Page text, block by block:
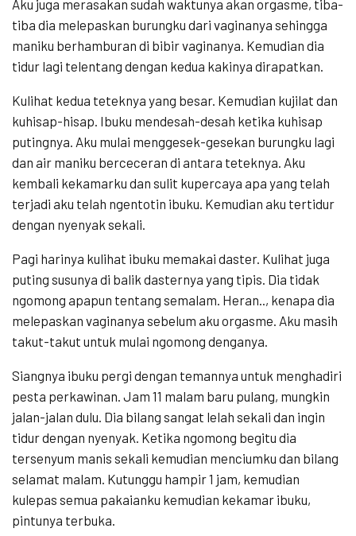
Aku juga merasakan sudah waktunya akan orgasme, tiba-
tiba dia melepaskan burungku dari vaginanya sehingga
maniku berhamburan di bibir vaginanya. Kemudian dia
tidur lagi telentang dengan kedua kakinya dirapatkan.
Kulihat kedua teteknya yang besar. Kemudian kujilat dan
kuhisap-hisap. Ibuku mendesah-desah ketika kuhisap
putingnya. Aku mulai menggesek-gesekan burungku lagi
dan air maniku berceceran di antara teteknya. Aku
kembali kekamarku dan sulit kupercaya apa yang telah
terjadi aku telah ngentotin ibuku. Kemudian aku tertidur
dengan nyenyak sekali.
Pagi harinya kulihat ibuku memakai daster. Kulihat juga
puting susunya di balik dasternya yang tipis. Dia tidak
ngomong apapun tentang semalam. Heran.., kenapa dia
melepaskan vaginanya sebelum aku orgasme. Aku masih
takut-takut untuk mulai ngomong denganya.
Siangnya ibuku pergi dengan temannya untuk menghadiri
pesta perkawinan. Jam 11 malam baru pulang, mungkin
jalan-jalan dulu. Dia bilang sangat lelah sekali dan ingin
tidur dengan nyenyak. Ketika ngomong begitu dia
tersenyum manis sekali kemudian menciumku dan bilang
selamat malam. Kutunggu hampir 1 jam, kemudian
kulepas semua pakaianku kemudian kekamar ibuku,
pintunya terbuka.